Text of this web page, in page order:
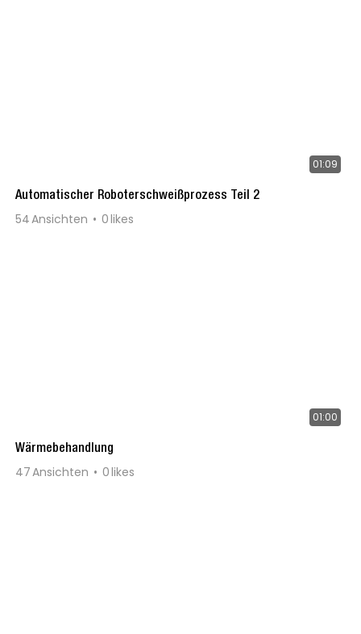
01:09
Automatischer Roboterschweißprozess Teil 2
54Ansichten 0likes
01:00
Wärmebehandlung
47Ansichten 0likes